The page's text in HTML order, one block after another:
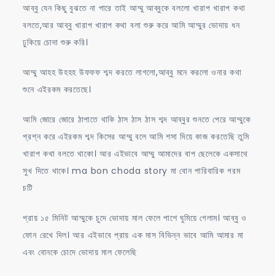
আব্বু যেন কিছু বুঝতে না পারে তাই আম্মু আব্বুকে বললো খারাপ খারাপ কথা
বলতে,আর আব্বু খারাপ খারাপ কথা বলা শুরু করে আমি আম্মুর ভোদায় ধন
ঢুকিয়ে চোদা শুরু করি।
আম্মু আহহ উহহহ উফফফ শব্দ করতে লাগলো,আব্বু মনে করলো ওনার কথা
শুনে এইরকম করতেছে।
আমি জোরে জোরে ঠাপাতে থাকি ঠাস ঠাস ঠাস শব্দ আব্বুর শুনতে পেরে আম্মুকে
প্রশ্ন করে এইরকম শব্দ কিসের আম্মু বলে আমি শসা দিয়ে কাজ করতেছি তুমি
খারাপ কথা বলতে থাকো। আর এইভাবে আম্মু আমাদের বাপ ছেলেকে একসাথে
সুখ দিতে থাকে। ma bon choda story মা বোন পারিবারিক গরম
চটি
প্রায় ১৫ মিনিট আম্মুকে চুদে ভোদায় মাল ফেলে পাশে ঘুমিয়ে গেলাম। আব্বু ও
ফোন রেখে দিল। আর এইভাবে প্রায় এক মাস বিভিন্ন ভাবে আমি আমার মা
এবং বোনকে চোদে ভোদায় মাল ফেলেছি